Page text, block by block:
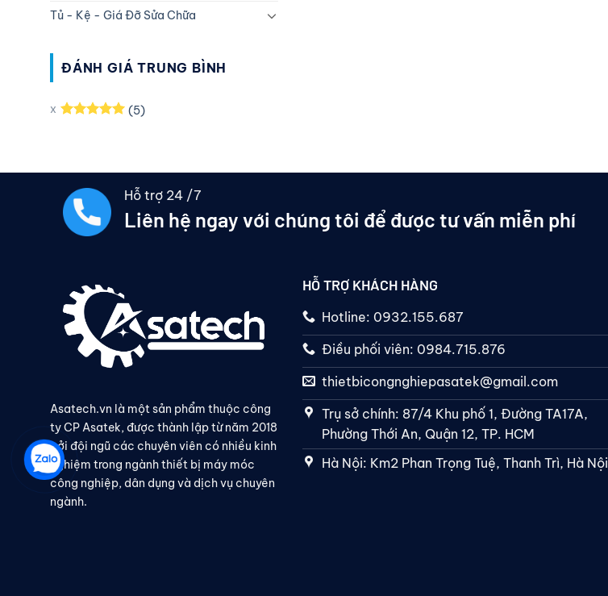
Tủ - Kệ - Giá Đỡ Sửa Chữa
ĐÁNH GIÁ TRUNG BÌNH
(5)
Hỗ trợ 24 /7
Liên hệ ngay với chúng tôi để được tư vấn miễn phí
Asatech.vn là một sản phẩm thuộc công
ty CP Asatek, được thành lập từ năm 2018
bởi đội ngũ các chuyên viên có nhiều kinh
nghiệm trong ngành thiết bị máy móc
công nghiệp, dân dụng và dịch vụ chuyên
ngành.
HỖ TRỢ KHÁCH HÀNG
Hotline: 0932.155.687
Điều phối viên: 0984.715.876
thietbicongnghiepasatek@gmail.com
Trụ sở chính: 87/4 Khu phố 1, Đường TA17A,
Phường Thới An, Quận 12, TP. HCM
Hà Nội: Km2 Phan Trọng Tuệ, Thanh Trì, Hà Nội